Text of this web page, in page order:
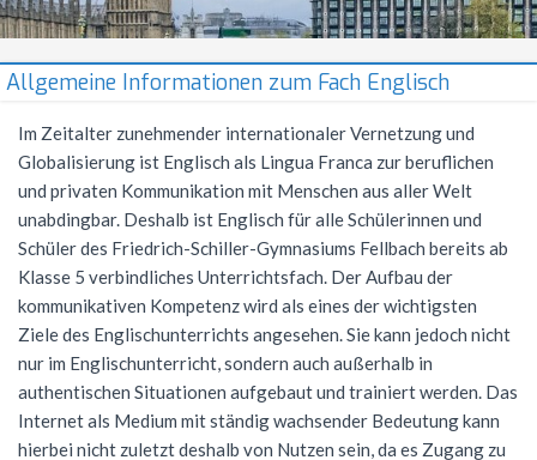
Kollegium
Lehrkräfte
Schülermitverantwortung
Beratungsangebot
Hausmeister
Förderverein
Zweck des Vereins
Vorstand
Verein ehemaliger Schüler
Jahresstundentafel
Jahresstundentafel G9
Unterrichtszeiten
Schul- und Hausordnung
Demokratiebildung
Schule ohne Rassismus
Geschichte
Profile
Oberstufe
Abiturjahrgang 2026
Abiturjahrgang 2027
Abiturjahrgang 2028
Wiederholung
Beglaubigung und Neuausstellung
Arbeitsgemeinschaften
AGs im Schuljahr 25/26
Musik-AGs
Cambridge Certificate
Bio-AG
DELF-AG
Technik-AG
Mittagsbetreuung
Hausaufgabenbetreuung
Schülernachhilfe
Studium und Beruf (BOGY)
Studium und Beruf (BOGY)
Klassen 8-10
Sucht- und Gewaltprävention
Sozialpraktikum
FÄCHER
Bildende Kunst
Deutsch
Außerunterrichtliche Veranstaltungen
Prüfungen
Englisch
Allgemeines
Ethik
Evangelische Religion
Französisch
Französisch
Warum Französisch?
Gemeinschaftskunde
Geographie
MUSIK
Gesangsklasse
Musik in der Kursstufe
FSG Orchester
FSG Bigband
FSG Chor
Orchester Klassen 5-7
Chor Klassen 5-7
Schüleraustausch
Übersicht
Italien-Austausch
Ungarn-Austausch
Skischullandheim
Jugend trainiert für Olympia
Konzerte
Schoolwear FSG
SERVICE
Kontakt
Krankmeldung
Terminplan
Anfahrt
Allgemeine Informationen zum Fach Englisch
Im Zeitalter zunehmender internationaler Vernetzung und
Globalisierung ist Englisch als Lingua Franca zur beruflichen
und privaten Kommunikation mit Menschen aus aller Welt
unabdingbar. Deshalb ist Englisch für alle Schülerinnen und
Schüler des Friedrich-Schiller-Gymnasiums Fellbach bereits ab
Klasse 5 verbindliches Unterrichtsfach. Der Aufbau der
kommunikativen Kompetenz wird als eines der wichtigsten
Ziele des Englischunterrichts angesehen. Sie kann jedoch nicht
nur im Englischunterricht, sondern auch außerhalb in
authentischen Situationen aufgebaut und trainiert werden. Das
Internet als Medium mit ständig wachsender Bedeutung kann
hierbei nicht zuletzt deshalb von Nutzen sein, da es Zugang zu